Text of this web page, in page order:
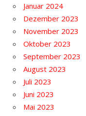
Januar 2024
Dezember 2023
November 2023
Oktober 2023
September 2023
August 2023
Juli 2023
Juni 2023
Mai 2023